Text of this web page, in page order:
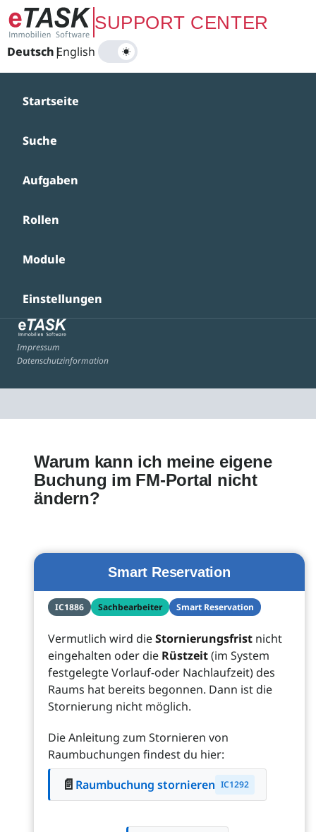
Zum Hauptinhalt springenSUPPORT CENTER
Deutsch|
English
Startseite
Suche
Aufgaben
Rollen
Module
Einstellungen
Impressum
Datenschutzinformation
Warum kann ich meine eigene
Buchung im FM-Portal nicht
ändern?
Smart Reservation
IC1886 Sachbearbeiter Smart Reservation
Vermutlich wird dieStornierungsfrist nicht
eingehalten oder die Rüstzeit(im System
festgelegte Vorlauf-oder Nachlaufzeit) des
Raums hat bereits begonnen. Dann ist die
Stornierung nicht möglich.
Die Anleitung zum Stornieren von
Raumbuchungen findest du hier:
📄 Raumbuchung stornieren IC1292